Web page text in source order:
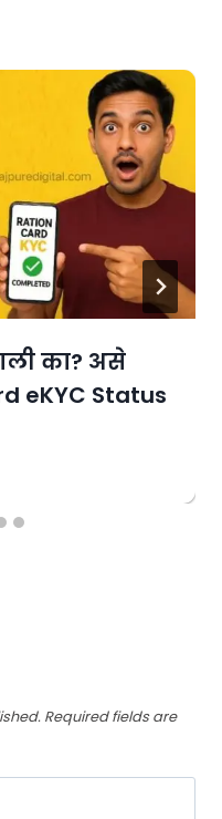
का? असे
eKYC Status
Required fields are